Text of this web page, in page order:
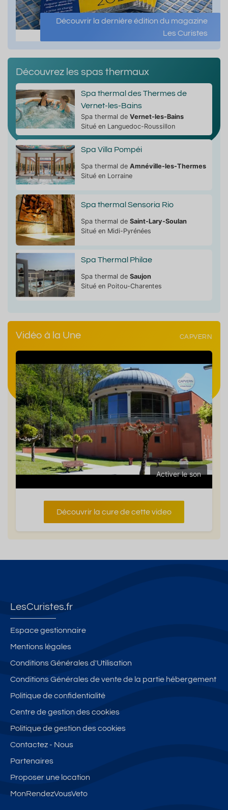
Découvrir la dernière édition du magazine
Les Curistes
Découvrez les spas thermaux
Spa thermal des Thermes de
Vernet-les-Bains
Spa thermal de Vernet-les-Bains
Situé en Languedoc-Roussillon
Spa Villa Pompéi
Spa thermal de Amnéville-les-Thermes
Situé en Lorraine
Spa thermal Sensoria Rio
Spa thermal de Saint-Lary-Soulan
Situé en Midi-Pyrénées
Spa Thermal Philae
Spa thermal de Saujon
Situé en Poitou-Charentes
Vidéo à la Une CAPVERN
Activer le son
Découvrir la cure de cette video
LesCuristes.fr
Espace gestionnaire
Mentions légales
Conditions Générales d'Utilisation
Conditions Générales de vente de la partie hébergement
Politique de confidentialité
Centre de gestion des cookies
Politique de gestion des cookies
Contactez - Nous
Partenaires
Proposer une location
MonRendezVousVeto